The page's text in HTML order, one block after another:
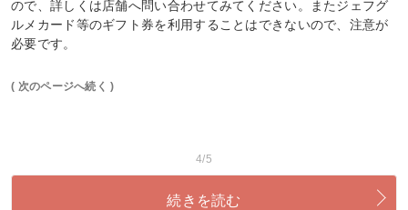
ので、詳しくは店舗へ問い合わせてみてください。またジェフグ
ルメカード等のギフト券を利用することはできないので、注意が
必要です。
( 次のページへ続く )
4/5
続きを読む